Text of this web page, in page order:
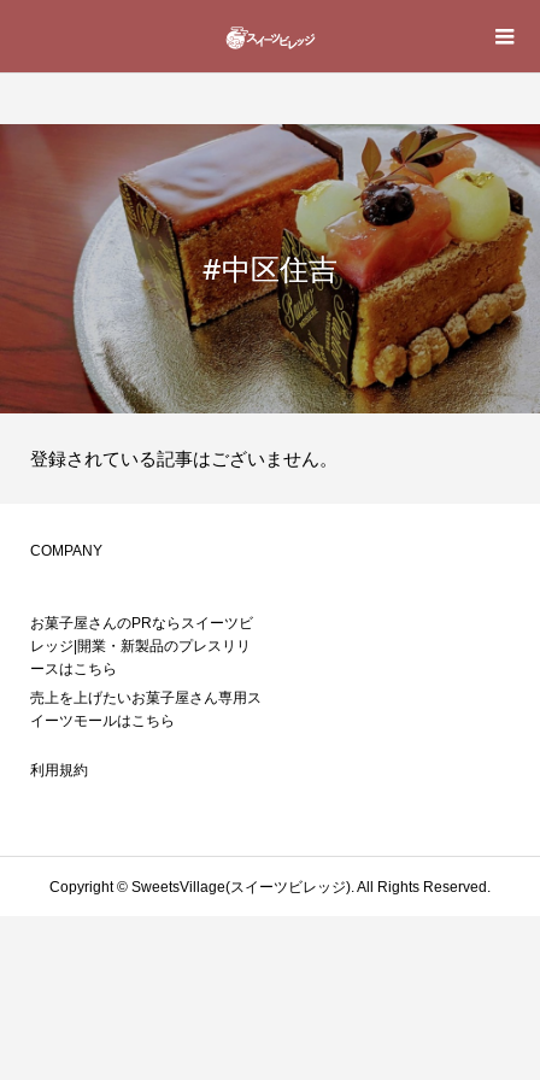
#中区住吉
登録されている記事はございません。
COMPANY
お菓子屋さんのPRならスイーツビ
レッジ|開業・新製品のプレスリリ
ースはこちら
売上を上げたいお菓子屋さん専用ス
イーツモールはこちら
利用規約
Copyright © SweetsVillage(スイーツビレッジ). All Rights Reserved.